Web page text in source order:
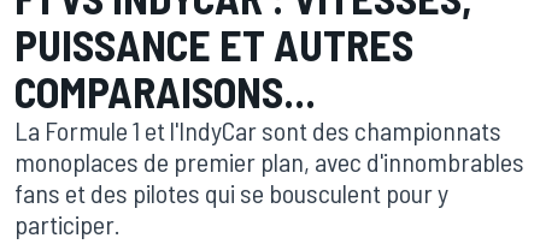
PUISSANCE ET AUTRES
COMPARAISONS...
La Formule 1 et l'IndyCar sont des championnats
monoplaces de premier plan, avec d'innombrables
fans et des pilotes qui se bousculent pour y
participer.